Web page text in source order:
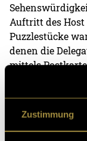
Zustimmung
Auftritt des Host
Puzzlestücke
denen die
mittels